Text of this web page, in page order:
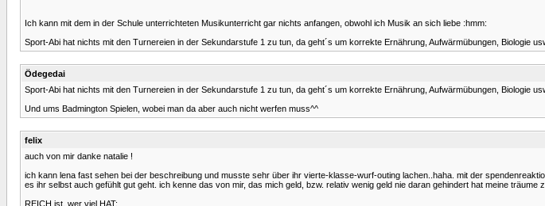
Ich kann mit dem in der Schule unterrichteten Musikunterricht gar nichts anfangen, obwohl ich Musik an sich liebe :hmm:
Sport-Abi hat nichts mit den Turnereien in der Sekundarstufe 1 zu tun, da geht´s um korrekte Ernährung, Aufwärmübungen, Biologie
Ödegedai
Sport-Abi hat nichts mit den Turnereien in der Sekundarstufe 1 zu tun, da geht´s um korrekte Ernährung, Aufwärmübungen, Biologie
Und ums Badmington Spielen, wobei man da aber auch nicht werfen muss^^
felix
auch von mir danke natalie !
ich kann lena fast sehen bei der beschreibung und musste sehr über ihr vierte-klasse-wurf-outing lachen..haha. mit der
es ihr selbst auch gefühlt gut geht. ich kenne das von mir, das mich geld, bzw. relativ wenig geld nie daran gehindert hat meine
REICH ist, wer viel HAT: